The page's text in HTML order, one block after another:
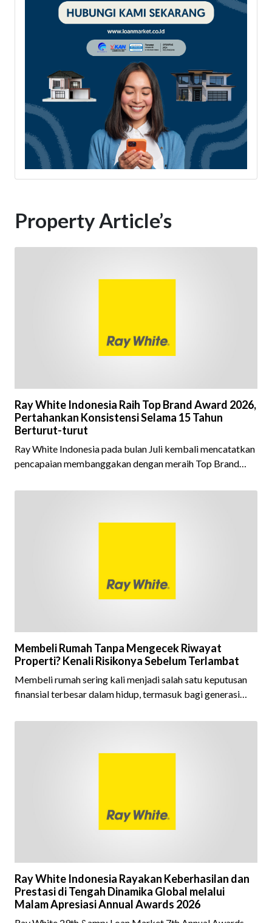
Property Article’s
Ray White Indonesia Raih Top Brand Award 2026,
Pertahankan Konsistensi Selama 15 Tahun
Berturut-turut
Ray White Indonesia pada bulan Juli kembali mencatatkan
pencapaian membanggakan dengan meraih Top Brand
ini menjadi semakin istimewa karena Ray White Indonesia
tahun berturut-turut, sebuah bukti nyata atas konsistensi,
Membeli Rumah Tanpa Mengecek Riwayat
Properti? Kenali Risikonya Sebelum Terlambat
Membeli rumah sering kali menjadi salah satu keputusan
finansial terbesar dalam hidup, termasuk bagi generasi
kepemilikan hunian maupun investasi properti. Namun
fokus pada harga atau lokasi tanpa memperhatikan
Ray White Indonesia Rayakan Keberhasilan dan
Prestasi di Tengah Dinamika Global melalui
Malam Apresiasi Annual Awards 2026